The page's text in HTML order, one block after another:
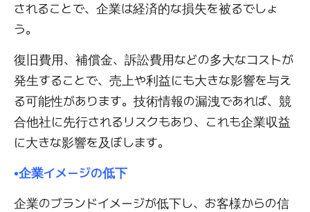
されることで、企業は経済的な損失を被るでしょ
う。
復旧費用、補償金、訴訟費用などの多大なコストが
発生することで、売上や利益にも大きな影響を与え
る可能性があります。技術情報の漏洩であれば、競
合他社に先行されるリスクもあり、これも企業収益
に大きな影響を及ぼします。
•企業イメージの低下
企業のブランドイメージが低下し、お客様からの信